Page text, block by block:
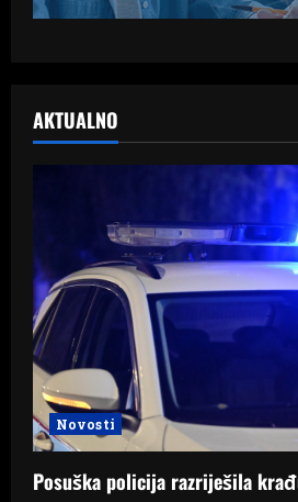
AKTUALNO
Novosti
Posuška policija razriješila